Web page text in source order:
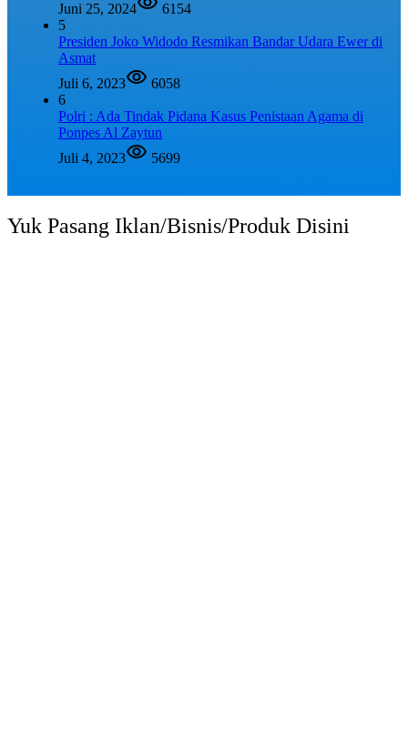
Juni 25, 2024
6154
5
Presiden Joko Widodo Resmikan Bandar Udara Ewer di
Asmat
Juli 6, 2023
6058
6
Polri : Ada Tindak Pidana Kasus Penistaan Agama di
Ponpes Al Zaytun
Juli 4, 2023
5699
Yuk Pasang Iklan/Bisnis/Produk Disini